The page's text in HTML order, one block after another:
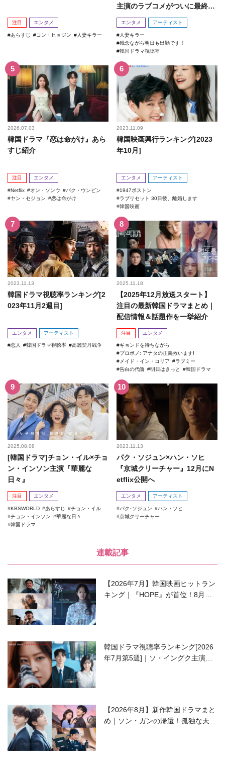
注目 エンタメ
あらすじ コン・ヒョジン 人妻キラー
主演のラブコメがついに最終
回！
エンタメ アーティスト
人妻キラー
残念ながら明日も出勤です！
韓国ドラマ視聴率
2026.07.03
韓国ドラマ『恋は命がけ』あら
すじ紹介
注目 エンタメ
Netflix オン・ソンウ
パク・ウンビン
ヤン・セジョン
恋は命がけ
2023.11.09
韓国映画興行ランキング[2023
年10月]
エンタメ アーティスト
1947ボストン
ラブリセット 30日後、離婚します
韓国映画
2023.11.13
韓国ドラマ視聴率ランキング[2
023年11月2週目]
エンタメ アーティスト
恋人 韓国ドラマ視聴率 高麗契丹戦争
2025.11.18
【2025年12月放送スタート】
注目の最新韓国ドラマまとめ｜
配信情報＆話題作を一挙紹介
注目 エンタメ
ギョンドを待ちながら
プロボノ: アナタの正義救います!
メイド・イン・コリア
ラブミー
告白の代価
明日はきっと 韓国ドラマ
2025.08.08
[韓国ドラマ]チョン・イル×チョ
ン・インソン主演『華麗な
日々』
注目 エンタメ
KBSWORLD あらすじ
チョン・イル
チョン・インソン
華麗な日々
韓国ドラマ
2023.11.13
パク・ソジュン×ハン・ソヒ
『京城クリーチャー』12月にN
etflix公開へ
エンタメ アーティスト
パク･ソジュン
ハン・ソヒ
京城クリーチャー
連載記事
【2026年7月】韓国映画ヒットラン
キング｜『HOPE』が首位！8月公
韓国ドラマ視聴率ランキング[2026
年7月第5週]｜ソ・イングク主演の
【2026年8月】新作韓国ドラマまと
め｜ソン・ガンの帰還！孤独な天才